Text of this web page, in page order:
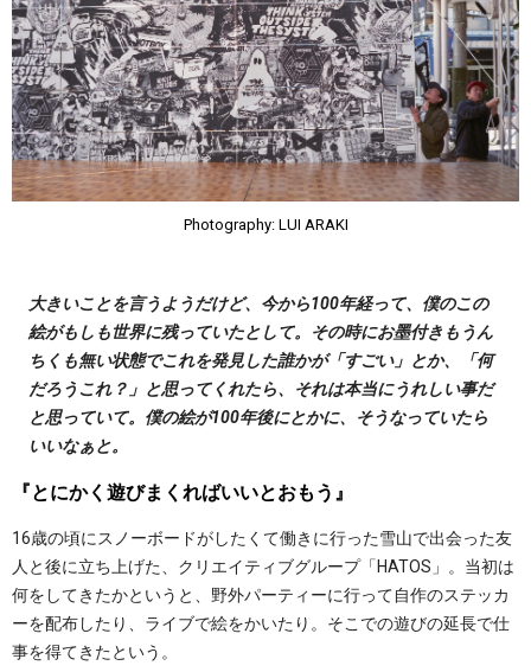
Photography: LUI ARAKI
大きいことを言うようだけど、今から100年経って、僕のこの
絵がもしも世界に残っていたとして。その時にお墨付きもうん
ちくも無い状態でこれを発見した誰かが「すごい」とか、「何
だろうこれ？」と思ってくれたら、それは本当にうれしい事だ
と思っていて。僕の絵が100年後にとかに、そうなっていたら
いいなぁと。
『とにかく遊びまくればいいとおもう』
16歳の頃にスノーボードがしたくて働きに行った雪山で出会った友
人と後に立ち上げた、クリエイティブグループ「HATOS」。当初は
何をしてきたかというと、野外パーティーに行って自作のステッカ
ーを配布したり、ライブで絵をかいたり。そこでの遊びの延長で仕
事を得てきたという。